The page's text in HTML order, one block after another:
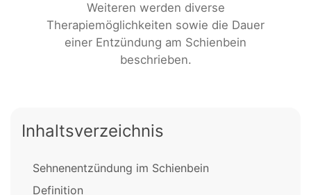
Weiteren werden diverse
Therapiemöglichkeiten sowie die Dauer
einer Entzündung am Schienbein
beschrieben.
Inhaltsverzeichnis
Sehnenentzündung im Schienbein
Definition